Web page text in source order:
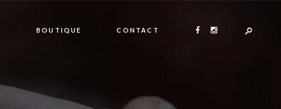
BOUTIQUE CONTACT